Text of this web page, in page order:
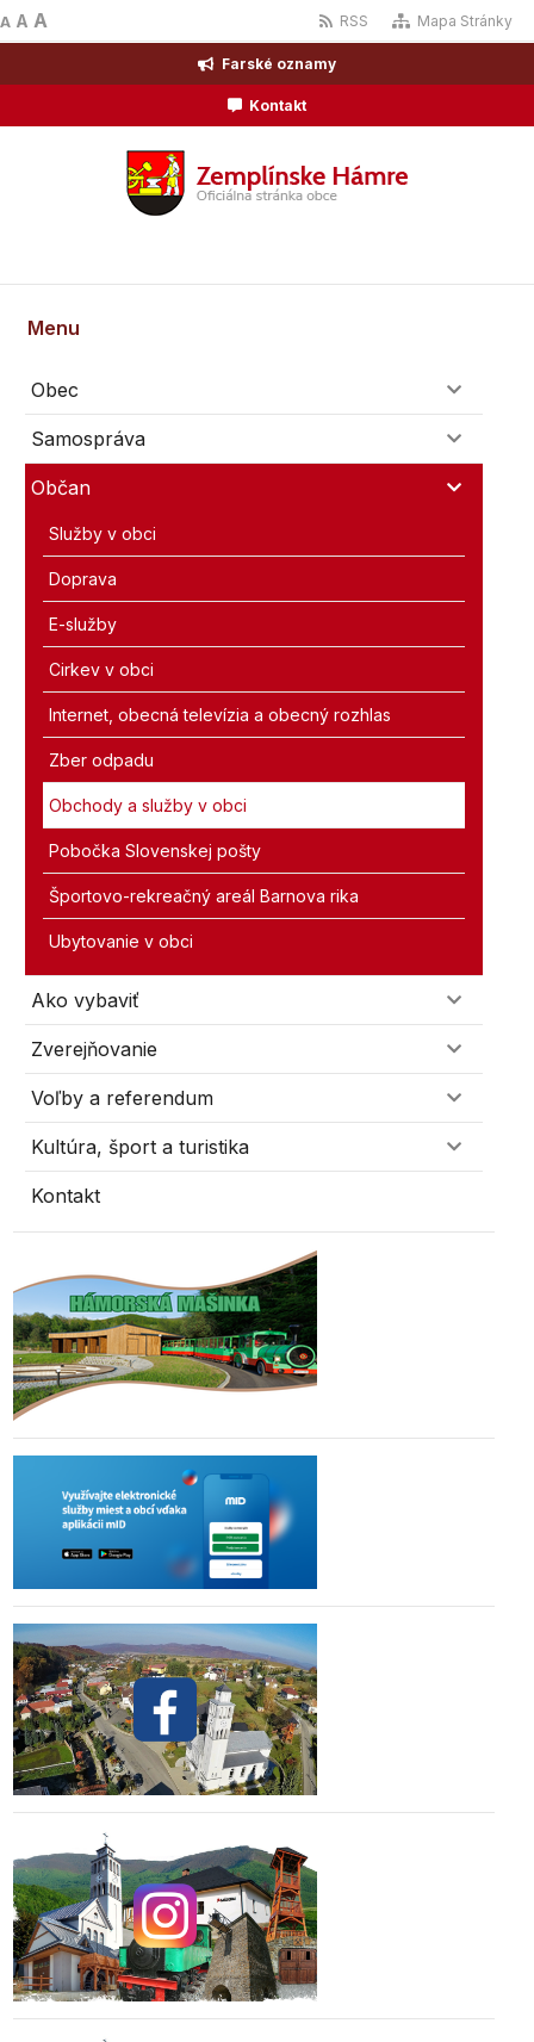
A A A RSS Mapa Stránky
Farské oznamy
Kontakt
Menu
Obec
Samospráva
Občan
Služby v obci
Doprava
E-služby
Cirkev v obci
Internet, obecná televízia a obecný rozhlas
Zber odpadu
Obchody a služby v obci
Pobočka Slovenskej pošty
Športovo-rekreačný areál Barnova rika
Ubytovanie v obci
Ako vybaviť
Zverejňovanie
Voľby a referendum
Kultúra, šport a turistika
Kontakt